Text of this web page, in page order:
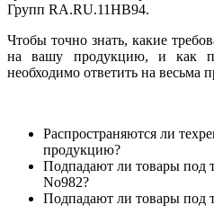
Групп RA.RU.11НВ94.
Чтобы точно знать, какие
на вашу продукцию, и как
необходимо ответить на весьма
Распространяются ли
продукцию?
Подпадают ли товары под
No982?
Подпадают ли товары под